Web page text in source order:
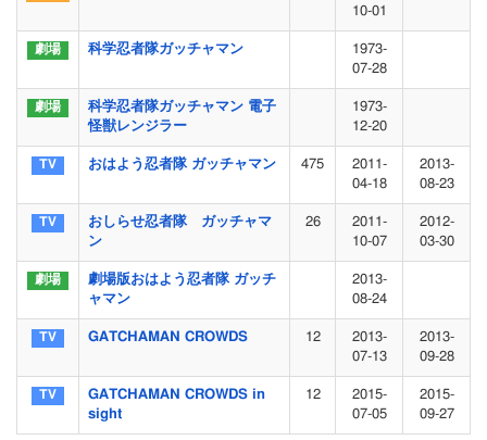
10-01
科学忍者隊ガッチャマン
1973-
07-28
科学忍者隊ガッチャマン 電子
怪獣レンジラー
1973-
12-20
おはよう忍者隊 ガッチャマン 475
2011-
04-18
2013-
08-23
おしらせ忍者隊 ガッチャマ
ン
26
2011-
10-07
2012-
03-30
劇場版おはよう忍者隊 ガッチ
ャマン
2013-
08-24
GATCHAMAN CROWDS 12
2013-
07-13
2013-
09-28
GATCHAMAN CROWDS in
sight
12
2015-
07-05
2015-
09-27